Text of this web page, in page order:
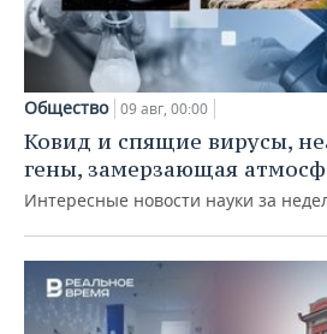
Общество 09 авг, 00:00
Ковид и спящие вирусы,
гены, замерзающая
Интересные новости науки за